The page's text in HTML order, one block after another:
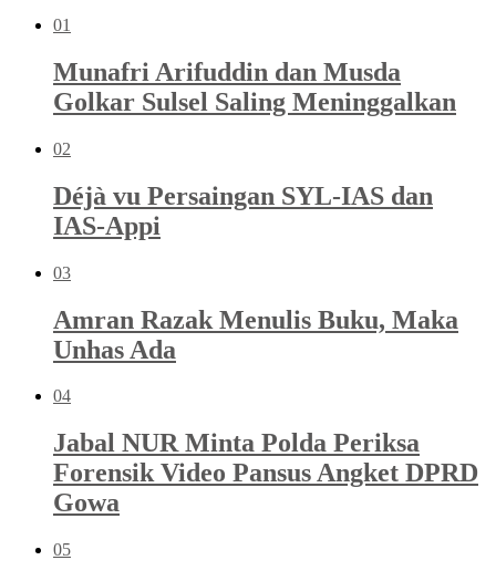
01
Munafri Arifuddin dan Musda
Golkar Sulsel Saling Meninggalkan
02
Déjà vu Persaingan SYL-IAS dan
IAS-Appi
03
Amran Razak Menulis Buku, Maka
Unhas Ada
04
Jabal NUR Minta Polda Periksa
Forensik Video Pansus Angket DPRD
Gowa
05